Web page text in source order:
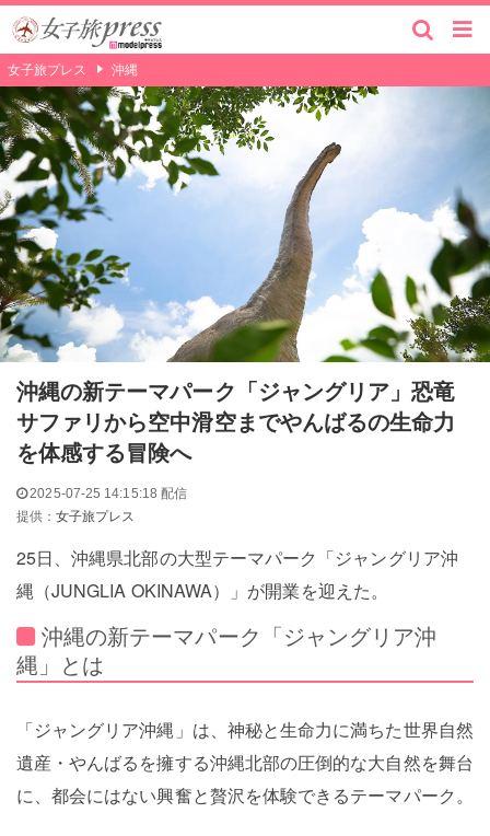
女子旅プレス 沖縄
沖縄の新テーマパーク「ジャングリア」恐竜
サファリから空中滑空までやんばるの生命力
を体感する冒険へ
2025-07-25 14:15:18 配信
提供：女子旅プレス
25日、沖縄県北部の大型テーマパーク「ジャングリア沖
縄（JUNGLIA OKINAWA）」が開業を迎えた。
沖縄の新テーマパーク「ジャングリア沖
縄」とは
「ジャングリア沖縄」は、神秘と生命力に満ちた世界自然
遺産・やんばるを擁する沖縄北部の圧倒的な大自然を舞台
に、都会にはない興奮と贅沢を体験できるテーマパーク。